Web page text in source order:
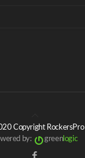
Copyright RockersPro
by:
greenlogic